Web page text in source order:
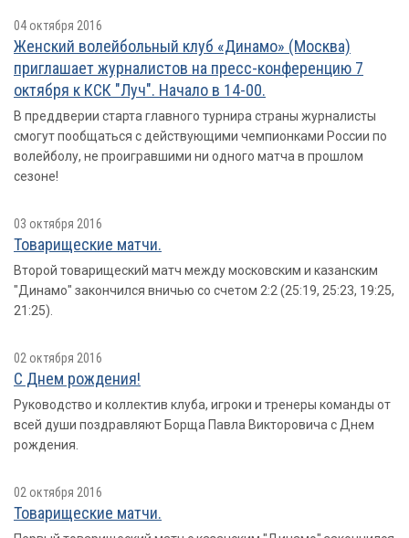
04 октября 2016
Женский волейбольный клуб «Динамо» (Москва)
приглашает журналистов на пресс-конференцию 7
октября к КСК "Луч". Начало в 14-00.
В преддверии старта главного турнира страны журналисты
смогут пообщаться с действующими чемпионками России по
волейболу, не проигравшими ни одного матча в прошлом
сезоне!
03 октября 2016
Товарищеские матчи.
Второй товарищеский матч между московским и казанским
"Динамо" закончился вничью со счетом 2:2 (25:19, 25:23, 19:25,
21:25).
02 октября 2016
С Днем рождения!
Руководство и коллектив клуба, игроки и тренеры команды от
всей души поздравляют Борща Павла Викторовича с Днем
рождения.
02 октября 2016
Товарищеские матчи.